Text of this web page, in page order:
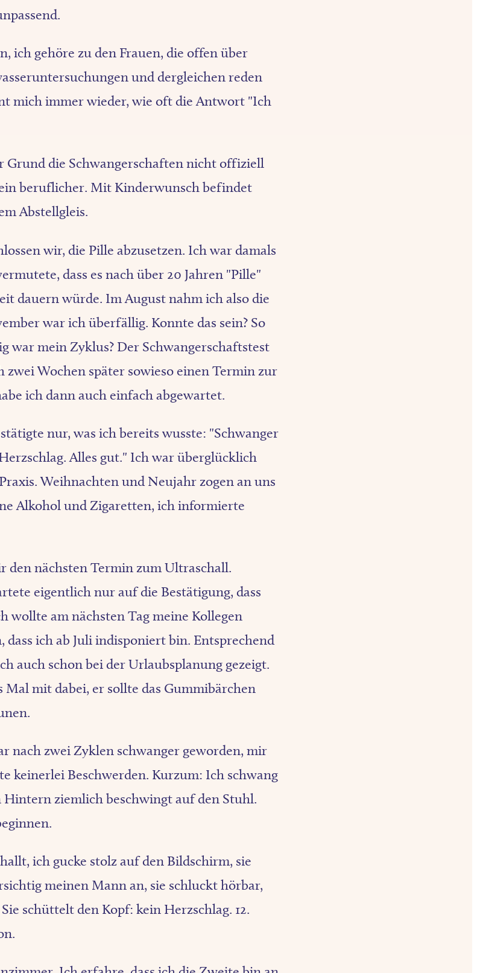
ich gehöre zu den Frauen, die offen über
und dergleichen reden
mich immer wieder, wie oft die Antwort "Ich
Grund die Schwangerschaften nicht offiziell
beruflicher. Mit Kinderwunsch befindet
Abstellgleis.
wir, die Pille abzusetzen. Ich war damals
dass es nach über 20 Jahren "Pille"
dauern würde. Im August nahm ich also die
war ich überfällig. Konnte das sein? So
war mein Zyklus? Der Schwangerschaftstest
zwei Wochen später sowieso einen Termin zur
ich dann auch einfach abgewartet.
nur, was ich bereits wusste: "Schwanger
Alles gut." Ich war überglücklich
Weihnachten und Neujahr zogen an uns
Alkohol und Zigaretten, ich informierte
den nächsten Termin zum Ultraschall.
eigentlich nur auf die Bestätigung, dass
wollte am nächsten Tag meine Kollegen
dass ich ab Juli indisponiert bin. Entsprechend
auch schon bei der Urlaubsplanung gezeigt.
Mal mit dabei, er sollte das Gummibärchen
nach zwei Zyklen schwanger geworden, mir
keinerlei Beschwerden. Kurzum: Ich schwang
ziemlich beschwingt auf den Stuhl.
ich gucke stolz auf den Bildschirm, sie
meinen Mann an, sie schluckt hörbar,
schüttelt den Kopf: kein Herzschlag. 12.